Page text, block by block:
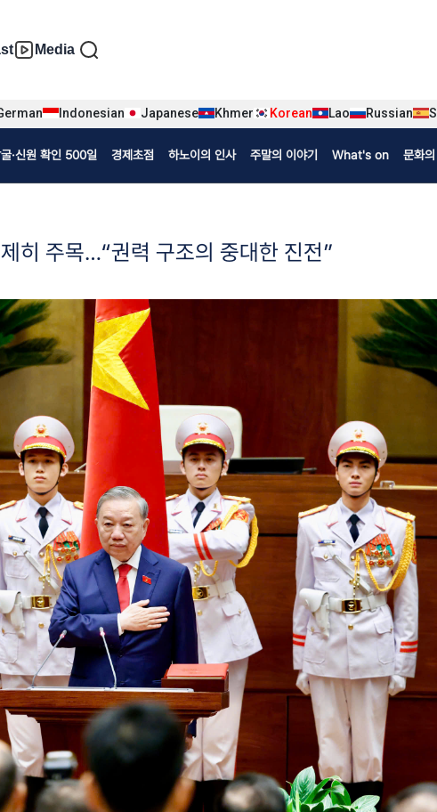
tiện tiếng Hàn
Media
Indonesian Japanese Khmer Korean Lao Russian
·신원 확인 500일 경제초점 하노이의 인사 주말의 이야기 What's on 문화
히 주목…“권력 구조의 중대한 진전”